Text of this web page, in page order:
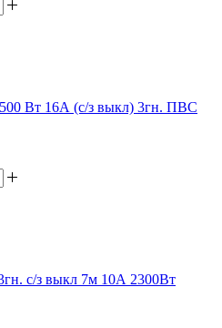
Вт 16А (с/з выкл) 3гн. ПВС
с/з выкл 7м 10А 2300Вт